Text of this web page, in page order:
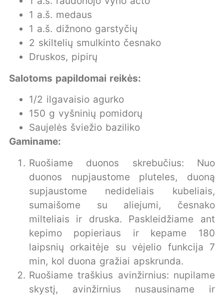
1 a.š. medaus
1 a.š. dižnono garstyčių
2 skiltelių smulkinto česnako
Druskos, pipirų
Salotoms papildomai reikės:
1/2 ilgavaisio agurko
150 g vyšninių pomidorų
Saujelės šviežio baziliko
Gaminame:
Ruošiame duonos skrebučius: Nuo
duonos nupjaustome pluteles, duoną
supjaustome nedideliais kubeliais,
sumaišome su aliejumi, česnako
milteliais ir druska. Paskleidžiame ant
kepimo popieriaus ir kepame 180
laipsnių orkaitėje su vėjelio funkcija 7
min, kol duona gražiai apskrunda.
Ruošiame traškius avinžirnius: nupilame
skystį, avinžirnius nusausiname ir